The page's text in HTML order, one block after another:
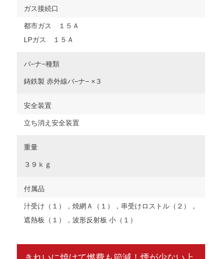
ガス接続口
都市ガス １５Ａ
LPガス １５Ａ
バ−ナ−種類
鋳鉄製 赤外線バ−ナ− ×３
安全装置
立ち消え安全装置
重量
３９ｋｇ
付属品
汁受け（１），焼網Ａ（１），串受けロストル（２），
遮熱板（１），波形反射板 小（１）